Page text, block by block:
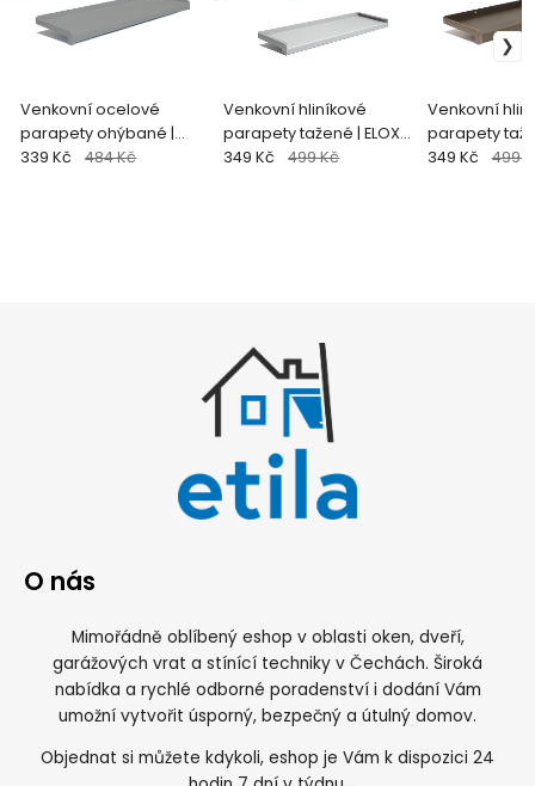
Venkovní ocelové
parapety ohýbané |
stříbrná (RAL 9006)
339 Kč 484 Kč
Venkovní hliníkové
parapety tažené | ELOX
natural
349 Kč 499 Kč
Venkovní
parapety
bronz
349 Kč 499
O nás
Mimořádně oblíbený eshop v oblasti oken, dveří,
garážových vrat a stínící techniky v Čechách. Široká
nabídka a rychlé odborné poradenství i dodání Vám
umožní vytvořit úsporný, bezpečný a útulný domov.
Objednat si můžete kdykoli, eshop je Vám k dispozici 24